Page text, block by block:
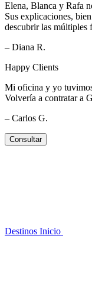
Elena, Blanca y Rafa
Sus explicaciones,
descubrir las múltiples
– Diana R.
Happy Clients
Mi oficina y yo
Volvería a contratar a
– Carlos G.
Consultar
Destinos Inicio